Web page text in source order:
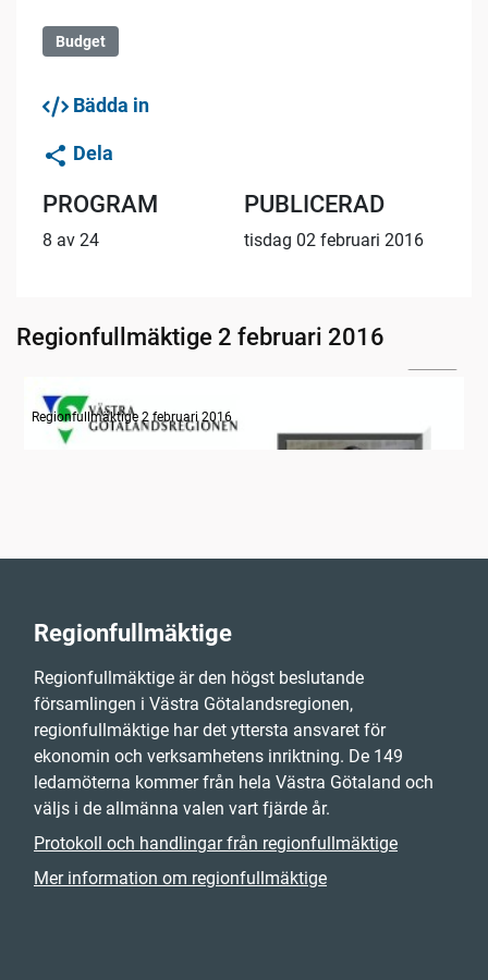
Budget
Bädda in
Dela
PROGRAM
8 av 24
PUBLICERAD
tisdag 02 februari 2016
Regionfullmäktige 2 februari 2016
Information om dagens ärenden
Regionfullmäktige 2 februari 2016
Regionfullmäktige
Regionfullmäktige är den högst beslutande
församlingen i Västra Götalandsregionen,
regionfullmäktige har det yttersta ansvaret för
ekonomin och verksamhetens inriktning. De 149
ledamöterna kommer från hela Västra Götaland och
väljs i de allmänna valen vart fjärde år.
Protokoll och handlingar från regionfullmäktige
Mer information om regionfullmäktige